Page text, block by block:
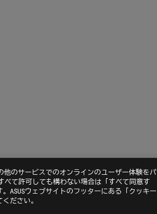
他のサービスでのオンラインのユーザー体験をパ
て許可しても構わない場合は「すべて同意す
ASUSウェブサイトのフッターにある「クッキー
ださい。